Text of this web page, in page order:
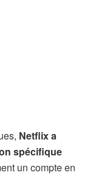
Netflix a
spécifique
un compte en